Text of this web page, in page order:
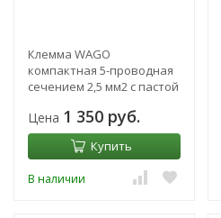
Клемма WAGO
компактная 5-проводная
сечением 2,5 мм2 с пастой
Цена 1 350 руб.
Купить
В наличии